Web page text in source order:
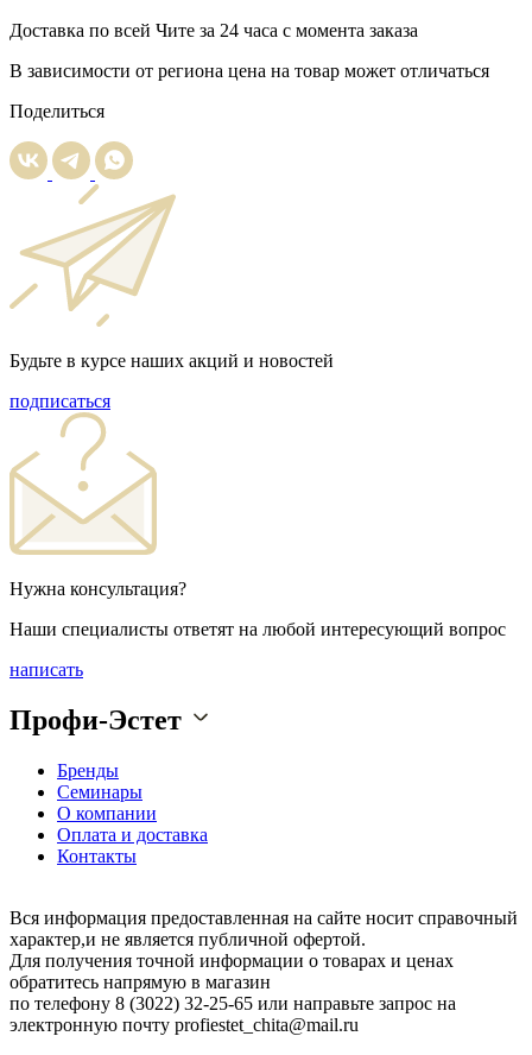
Доставка по всей Чите за 24 часа с момента заказа
В зависимости от региона цена на товар может отличаться
Поделиться
Будьте в курсе наших акций и новостей
подписаться
Нужна консультация?
Наши специалисты ответят на любой интересующий вопрос
написать
Профи-Эстет
Бренды
Семинары
О компании
Оплата и доставка
Контакты
Вся информация предоставленная на сайте носит справочный
характер,и не является публичной офертой.
Для получения точной информации о товарах и ценах
обратитесь напрямую в магазин
по телефону 8 (3022) 32-25-65 или направьте запрос на
электронную почту profiestet_chita@mail.ru